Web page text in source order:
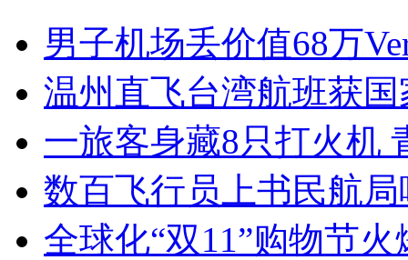
男子机场丢价值68万
温州直飞台湾航班获
一旅客身藏8只打火机
数百飞行员上书民航
全球化“双11”购物节